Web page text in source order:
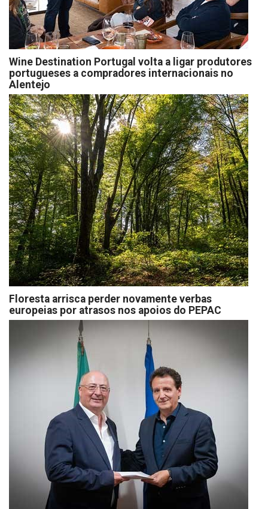
Wine Destination Portugal volta a ligar produtores
portugueses a compradores internacionais no
Alentejo
Floresta arrisca perder novamente verbas
europeias por atrasos nos apoios do PEPAC